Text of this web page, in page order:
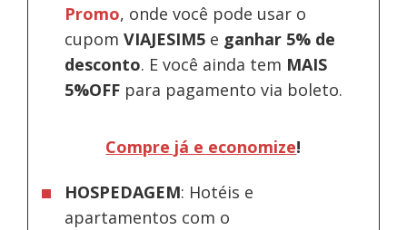
Promo, onde você pode usar o
cupomVIAJESIM5 e ganhar 5% de
desconto. E você ainda tem MAIS
5%OFF para pagamento via boleto.
Compre já e economize!
HOSPEDAGEM: Hotéis e
apartamentos com o